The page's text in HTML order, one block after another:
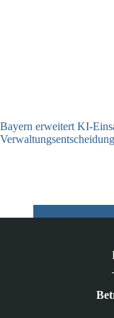
Bayern erweitert KI-